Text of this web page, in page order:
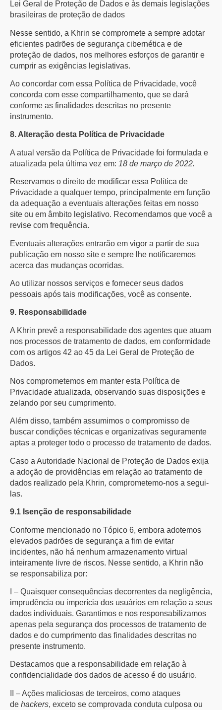
Lei Geral de Proteção de Dados e às demais legislações
brasileiras de proteção de dados
Nesse sentido, a Khrin se compromete a sempre adotar
eficientes padrões de segurança cibernética e de
proteção de dados, nos melhores esforços de garantir e
cumprir as exigências legislativas.
Ao concordar com essa Política de Privacidade, você
concorda com esse compartilhamento, que se dará
conforme as finalidades descritas no presente
instrumento.
8. Alteração desta Política de Privacidade
A atual versão da Política de Privacidade foi formulada e
atualizada pela última vez em: 18 de março de 2022.
Reservamos o direito de modificar essa Política de
Privacidade a qualquer tempo, principalmente em função
da adequação a eventuais alterações feitas em nosso
site ou em âmbito legislativo. Recomendamos que você a
revise com frequência.
Eventuais alterações entrarão em vigor a partir de sua
publicação em nosso site e sempre lhe notificaremos
acerca das mudanças ocorridas.
Ao utilizar nossos serviços e fornecer seus dados
pessoais após tais modificações, você as consente.
9. Responsabilidade
A Khrin prevê a responsabilidade dos agentes que atuam
nos processos de tratamento de dados, em conformidade
com os artigos 42 ao 45 da Lei Geral de Proteção de
Dados.
Nos comprometemos em manter esta Política de
Privacidade atualizada, observando suas disposições e
zelando por seu cumprimento.
Além disso, também assumimos o compromisso de
buscar condições técnicas e organizativas seguramente
aptas a proteger todo o processo de tratamento de dados.
Caso a Autoridade Nacional de Proteção de Dados exija
a adoção de providências em relação ao tratamento de
dados realizado pela Khrin, comprometemo-nos a segui-
las.
9.1 Isenção de responsabilidade
Conforme mencionado no Tópico 6, embora adotemos
elevados padrões de segurança a fim de evitar
incidentes, não há nenhum armazenamento virtual
inteiramente livre de riscos. Nesse sentido, a Khrin não
se responsabiliza por:
I – Quaisquer consequências decorrentes da negligência,
imprudência ou imperícia dos usuários em relação a seus
dados individuais. Garantimos e nos responsabilizamos
apenas pela segurança dos processos de tratamento de
dados e do cumprimento das finalidades descritas no
presente instrumento.
Destacamos que a responsabilidade em relação à
confidencialidade dos dados de acesso é do usuário.
II – Ações maliciosas de terceiros, como ataques
de hackers, exceto se comprovada conduta culposa ou